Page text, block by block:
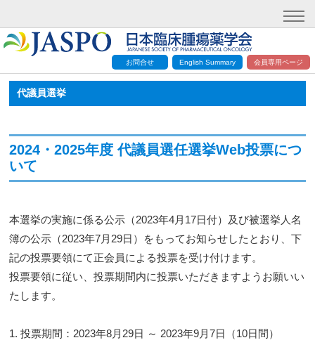
お問合せ English Summary 会員専用ページ
代議員選挙
2024・2025年度 代議員選任選挙Web投票につ
いて
本選挙の実施に係る公示（2023年4月17日付）及び被選挙人名
簿の公示（2023年7月29日）をもってお知らせしたとおり、下
記の投票要領にて正会員による投票を受け付けます。
投票要領に従い、投票期間内に投票いただきますようお願いい
たします。
1. 投票期間：2023年8月29日 ～ 2023年9月7日（10日間）